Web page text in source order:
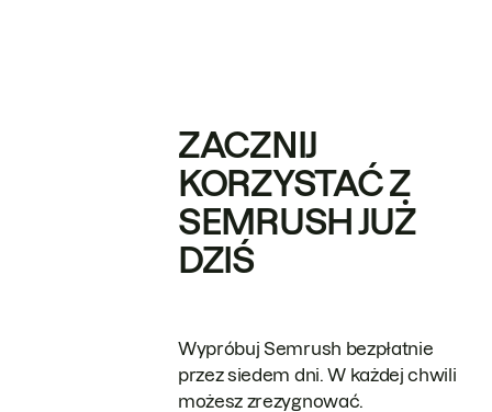
ZACZNIJ
KORZYSTAĆ Z
SEMRUSH JUŻ
DZIŚ
Wypróbuj Semrush bezpłatnie
przez siedem dni. W każdej chwili
możesz zrezygnować.